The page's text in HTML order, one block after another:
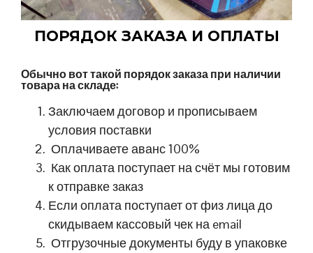
ПОРЯДОК ЗАКАЗА И ОПЛАТЫ
Обычно вот такой порядок заказа при наличии
товара на складе:
Заключаем договор и прописываем
условия поставки
Оплачиваете аванс 100%
Как оплата поступает на счёт мы готовим
к отправке заказ
Если оплата поступает от физ лица до
скидываем кассовый чек на email
Отгрузочные документы буду в упаковке